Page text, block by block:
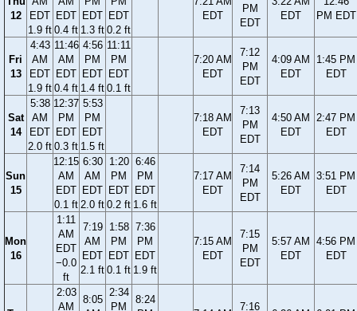
12
EDT
1.9 ft
EDT
0.4 ft
EDT
1.3 ft
EDT
0.2 ft
EDT
PM
EDT
EDT
PM EDT
Fri
13
4:43
AM
EDT
1.9 ft
11:46
AM
EDT
0.4 ft
4:56
PM
EDT
1.4 ft
11:11
PM
EDT
0.1 ft
7:20 AM
EDT
7:12
PM
EDT
4:09 AM
EDT
1:45 PM
EDT
Sat
14
5:38
AM
EDT
2.0 ft
12:37
PM
EDT
0.3 ft
5:53
PM
EDT
1.5 ft
7:18 AM
EDT
7:13
PM
EDT
4:50 AM
EDT
2:47 PM
EDT
Sun
15
12:15
AM
EDT
0.1 ft
6:30
AM
EDT
2.0 ft
1:20
PM
EDT
0.2 ft
6:46
PM
EDT
1.6 ft
7:17 AM
EDT
7:14
PM
EDT
5:26 AM
EDT
3:51 PM
EDT
Mon
16
1:11
AM
EDT
−0.0
ft
7:19
AM
EDT
2.1 ft
1:58
PM
EDT
0.1 ft
7:36
PM
EDT
1.9 ft
7:15 AM
EDT
7:15
PM
EDT
5:57 AM
EDT
4:56 PM
EDT
2:03
AM
8:05
2:34
PM
8:24
7:16